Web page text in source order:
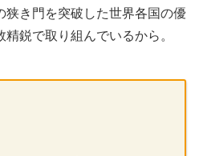
狭き門を突破した世界各国の優
鋭で取り組んでいるから。